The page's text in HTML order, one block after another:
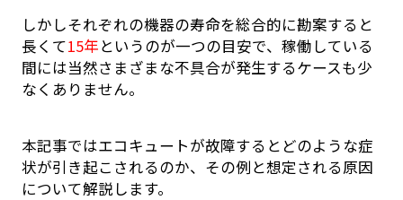
しかしそれぞれの機器の寿命を総合的に勘案すると
長くて15年というのが一つの目安で、稼働している
間には当然さまざまな不具合が発生するケースも少
なくありません。
本記事ではエコキュートが故障するとどのような症
状が引き起こされるのか、その例と想定される原因
について解説します。